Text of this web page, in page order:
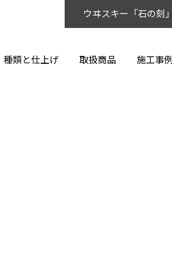
種類と仕上げ 取扱商品 施工事例
ウヰスキー「石の刻」